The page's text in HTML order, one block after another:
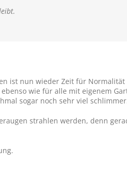
ist nun wieder Zeit für
wie für alle mit eigenem
sogar noch sehr viel
strahlen werden, denn